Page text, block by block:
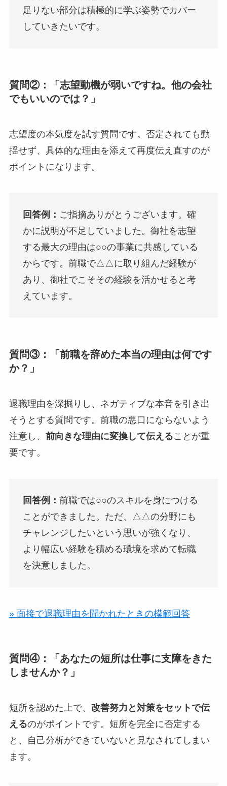
足りない部分は積極的に学ぶ姿勢でカバー
していきたいです。
質問②：「志望動機が弱いですね。他の会社
でもいいのでは？」
志望度の本気度を試す質問です。否定されても動
揺せず、具体的な理由を添えて再度伝え直すのが
ポイントになります。
回答例： ご指摘ありがとうございます。確
かに説明が不足していました。御社を志望
する最大の理由は○○の事業に共感している
からです。前職で△△に取り組んだ経験が
あり、御社でこそその経験を活かせると考
えています。
質問③：「前職を辞めた本当の理由は何です
か？」
退職理由を深掘りし、ネガティブな本音を引き出
そうとする質問です。前職の悪口にならないよう
注意し、 前向きな理由に変換して伝えることが重
要です。
回答例： 前職では○○のスキルを身につける
ことができました。ただ、△△の分野にも
チャレンジしたいという思いが強くなり、
より幅広い経験を積める環境を求めて転職
を決意しました。
» 面接で退職理由を聞かれたときの模範回答
質問④：「あなたの短所は仕事に支障をきた
しませんか？」
短所を認めた上で、 改善努力と対策をセットで伝
えるのがポイントです。短所を完全に否定する
と、自己分析ができていないと見なされてしまい
ます。